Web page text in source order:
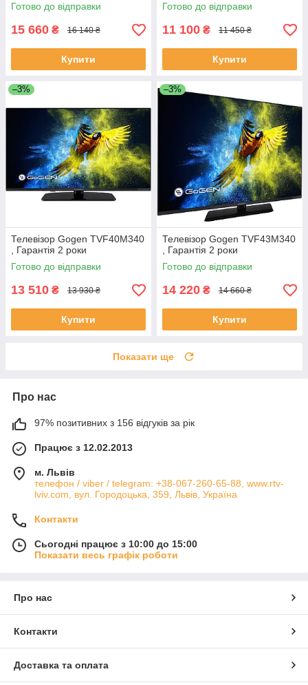
Готово до відправки
15 660 ₴ 16 140 ₴
Купити
Готово до відправки
11 100 ₴ 11 450 ₴
Купити
–3%
Телевізор Gogen TVF40M340
, Гарантія 2 роки
Готово до відправки
13 510 ₴ 13 930 ₴
Купити
–3%
Телевізор Gogen TVF43M340
, Гарантія 2 роки
Готово до відправки
14 220 ₴ 14 660 ₴
Купити
Показати ще
Про нас
97% позитивних з 156 відгуків за рік
Працює з 12.02.2013
м. Львів
телефон / viber / telegram: +38-067-260-65-88, www.rtv-
lviv.com, вул. Городоцька, 359, Львів, Україна
Контакти
Сьогодні працює з 10:00 до 15:00
Показати весь графік роботи
Про нас
Контакти
Доставка та оплата